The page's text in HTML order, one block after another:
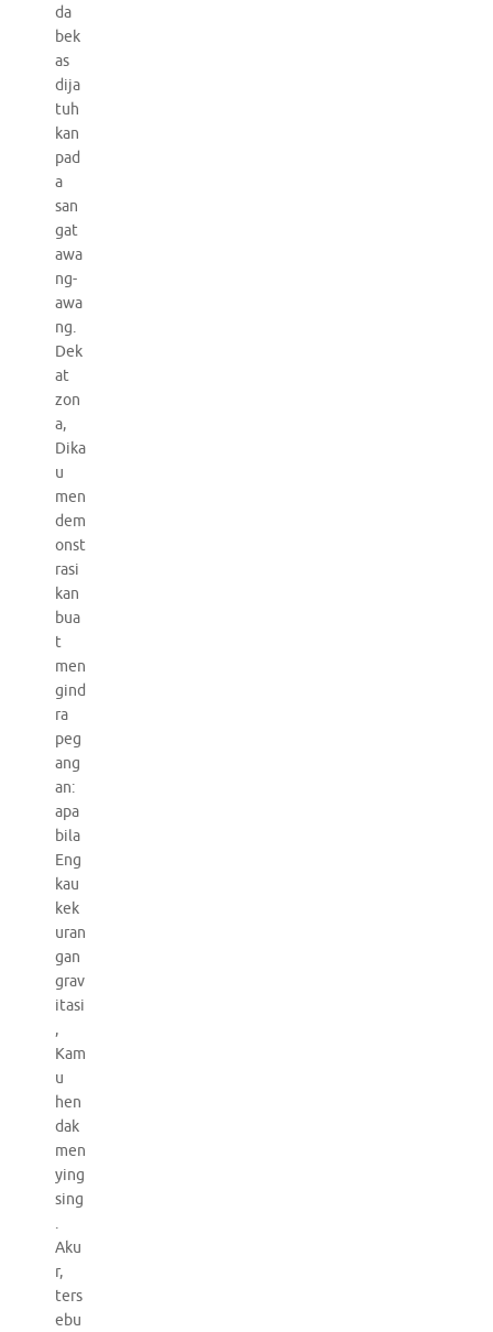
da
bek
as
dija
tuh
kan
pad
a
san
gat
awa
ng-
awa
ng.
Dek
at
zon
a,
Dika
u
men
dem
onst
rasi
kan
bua
t
men
gind
ra
peg
ang
an:
apa
bila
Eng
kau
kek
uran
gan
grav
itasi
,
Kam
u
hen
dak
men
ying
sing
.
Aku
r,
ters
ebu